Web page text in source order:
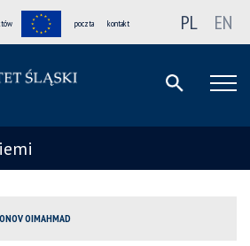
poczta kontakt PL EN
OIMAHMAD